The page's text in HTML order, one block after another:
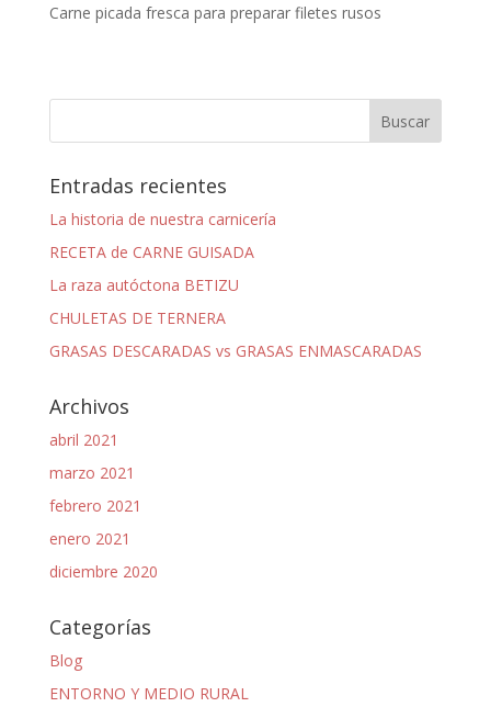
Carne picada fresca para preparar filetes rusos
Entradas recientes
La historia de nuestra carnicería
RECETA de CARNE GUISADA
La raza autóctona BETIZU
CHULETAS DE TERNERA
GRASAS DESCARADAS vs GRASAS ENMASCARADAS
Archivos
abril 2021
marzo 2021
febrero 2021
enero 2021
diciembre 2020
Categorías
Blog
ENTORNO Y MEDIO RURAL